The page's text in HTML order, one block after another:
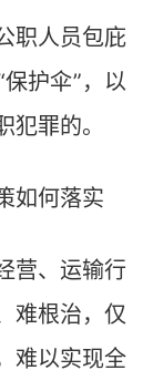
人员包庇
护伞”，以
罪的。
如何落实
、运输行
难根治，仅
难以实现全